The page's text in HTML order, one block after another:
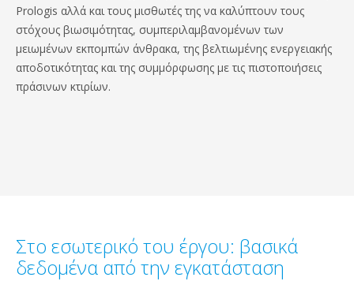
Prologis αλλά και τους μισθωτές της να καλύπτουν τους
στόχους βιωσιμότητας, συμπεριλαμβανομένων των
μειωμένων εκπομπών άνθρακα, της βελτιωμένης ενεργειακής
αποδοτικότητας και της συμμόρφωσης με τις πιστοποιήσεις
πράσινων κτιρίων.
Στο εσωτερικό του έργου: βασικά
δεδομένα από την εγκατάσταση